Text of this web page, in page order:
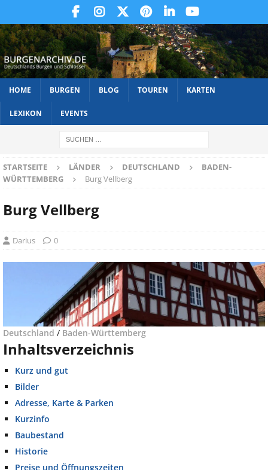
HOME BURGEN BLOG TOUREN KARTEN
LEXIKON EVENTS
STARTSEITE LÄNDER DEUTSCHLAND
BADEN-
WÜRTTEMBERG
Burg Vellberg
Burg Vellberg
Darius 0
Deutschland / Baden-Württemberg
Inhaltsverzeichnis
Kurz und gut
Bilder
Adresse, Karte & Parken
Kurzinfo
Baubestand
Historie
Preise und Öffnungszeiten